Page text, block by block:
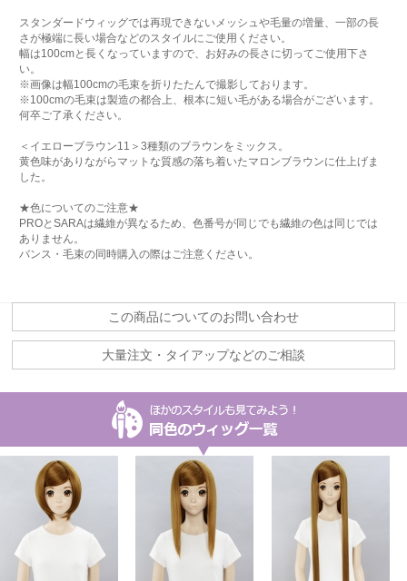
スタンダードウィッグでは再現できないメッシュや毛量の増量、一部の長
さが極端に長い場合などのスタイルにご使用ください。
幅は100cmと長くなっていますので、お好みの長さに切ってご使用下さ
い。
※画像は幅100cmの毛束を折りたたんで撮影しております。
※100cmの毛束は製造の都合上、根本に短い毛がある場合がございます。
何卒ご了承ください。
＜イエローブラウン11＞3種類のブラウンをミックス。
黄色味がありながらマットな質感の落ち着いたマロンブラウンに仕上げま
した。
★色についてのご注意★
PROとSARAは繊維が異なるため、色番号が同じでも繊維の色は同じでは
ありません。
バンス・毛束の同時購入の際はご注意ください。
この商品についてのお問い合わせ
大量注文・タイアップなどのご相談